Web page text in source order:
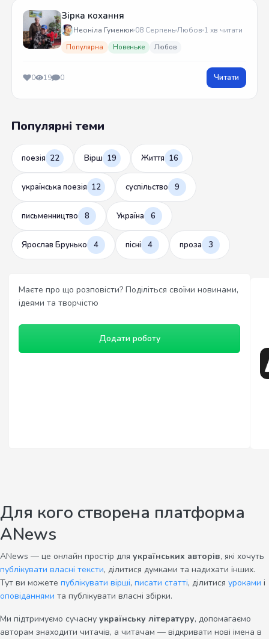
Зірка кохання
Неоніла Гуменюк 08 СерпеньЛюбов 1 хв читати
Популярна Новеньке Любов
0 19 0 Читати
Популярні теми
поезія 22 Вірш 19 Життя 16
українська поезія 12 суспільство 9
письменництво 8 Україна 6
Ярослав Брунько 4 пісні 4 проза 3
Маєте про що розповісти? Поділіться своїми новинами,
ідеями та творчістю
Додати роботу
Для кого створена платформа
ANews
ANews — це онлайн простір для українських авторів, які хочуть
публікувати власні тексти, ділитися думками та надихати інших.
Тут ви можете публікувати вірші, писати статті, ділитися уроками і
оповіданнями та публікувати власні збірки.
Ми підтримуємо сучасну українську літературу, допомагаємо
авторам знаходити читачів, а читачам — відкривати нові імена в